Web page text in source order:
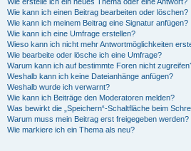
Wie kann ich einen Beitrag bearbeiten oder löschen?
Wie kann ich meinem Beitrag eine Signatur anfügen?
Wie kann ich eine Umfrage erstellen?
Wieso kann ich nicht mehr Antwortmöglichkeiten
Wie bearbeite oder lösche ich eine Umfrage?
Warum kann ich auf bestimmte Foren nicht
Weshalb kann ich keine Dateianhänge anfügen?
Weshalb wurde ich verwarnt?
Wie kann ich Beiträge den Moderatoren melden?
Was bewirkt die „Speichern“-Schaltfläche beim
Warum muss mein Beitrag erst freigegeben werden?
Wie markiere ich ein Thema als neu?